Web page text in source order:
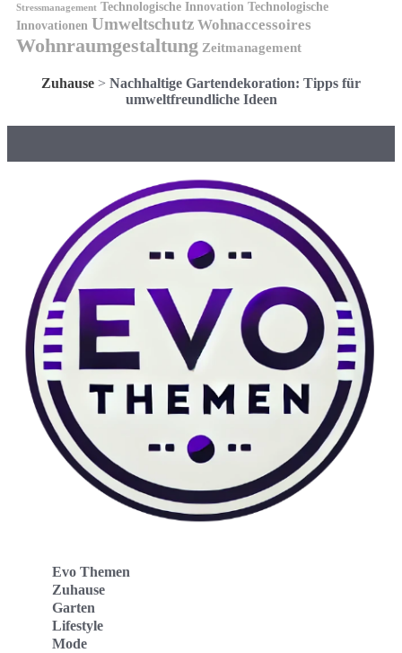
Stressmanagement Technologische Innovation Technologische
Innovationen Umweltschutz Wohnaccessoires
Wohnraumgestaltung Zeitmanagement
Zuhause > Nachhaltige Gartendekoration: Tipps für
umweltfreundliche Ideen
Evo Themen
Zuhause
Garten
Lifestyle
Mode